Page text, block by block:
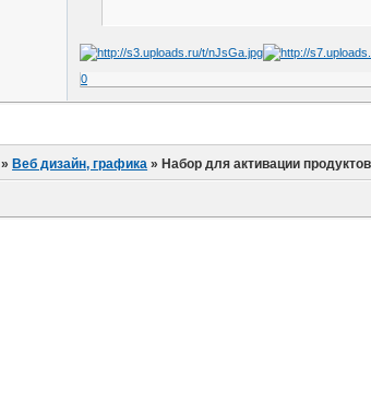
0
»Веб дизайн, графика »Набор для активации